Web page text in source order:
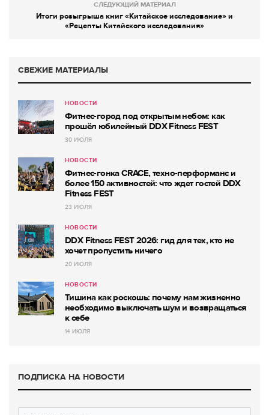
СЛЕДУЮЩИЙ МАТЕРИАЛ
Итоги розыгрыша книг «Китайское исследование» и
«Рецепты Китайского исследования»
СВЕЖИЕ МАТЕРИАЛЫ
НОВОСТИ
Фитнес-город под открытым небом: как
прошёл юбилейный DDX Fitness FEST
30 ИЮЛЯ
НОВОСТИ
Фитнес-гонка CRACE, техно-перформанс и
более 150 активностей: что ждет гостей DDX
Fitness FEST
23 ИЮЛЯ
НОВОСТИ
DDX Fitness FEST 2026: гид для тех, кто не
хочет пропустить ничего
20 ИЮЛЯ
НОВОСТИ
Тишина как роскошь: почему нам жизненно
необходимо выключать шум и возвращаться
к себе
14 ИЮЛЯ
ПОДПИСКА НА НОВОСТИ